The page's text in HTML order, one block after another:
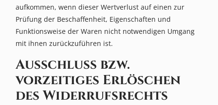
aufkommen, wenn dieser Wertverlust auf einen zur
Prüfung der Beschaffenheit, Eigenschaften und
Funktionsweise der Waren nicht notwendigen Umgang
mit ihnen zurückzuführen ist.
Ausschluss bzw.
vorzeitiges Erlöschen
des Widerrufsrechts